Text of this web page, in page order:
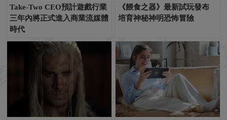
Take-Two CEO預計遊戲行業
三年內將正式進入商業流媒體
時代
《餵食之器》最新試玩發布
培育神秘神明恐怖冒險